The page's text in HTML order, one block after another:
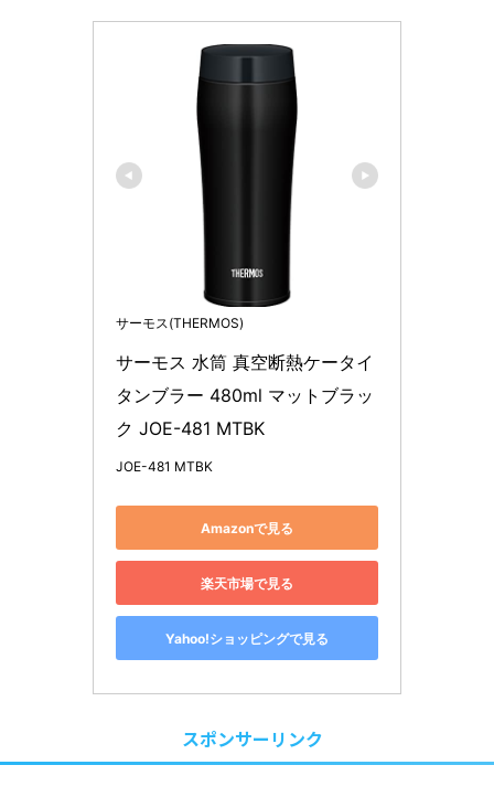
サーモス(THERMOS)
サーモス 水筒 真空断熱ケータイ
タンブラー 480ml マットブラッ
ク JOE-481 MTBK
JOE-481 MTBK
Amazonで見る
楽天市場で見る
Yahoo!ショッピングで見る
スポンサーリンク